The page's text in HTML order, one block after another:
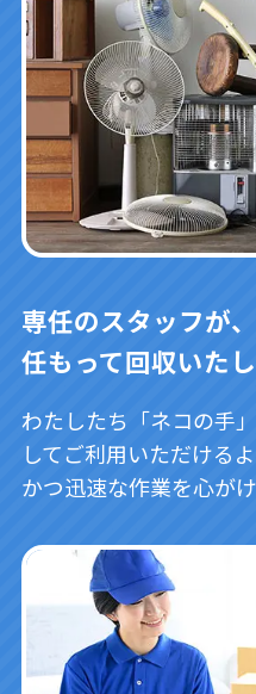
専任のスタッフが
任もって回収いた
わたしたち「ネコの手
してご利用いただける
かつ迅速な作業を心がけ